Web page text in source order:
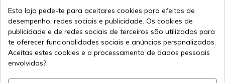
Esta loja pede-te para aceitares cookies para efeitos de
desempenho, redes sociais e publicidade. Os cookies de
publicidade e de redes sociais de terceiros são utilizados para
te oferecer funcionalidades sociais e anúncios personalizados.
Aceitas estes cookies e o processamento de dados pessoais
envolvidos?